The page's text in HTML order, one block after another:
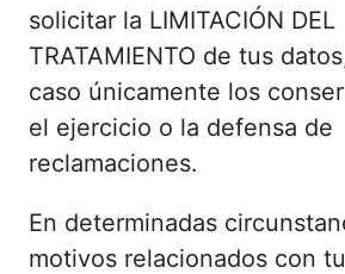
solicitar la LIMITACIÓN DEL
TRATAMIENTO de tus
caso únicamente los
el ejercicio o la defensa de
reclamaciones.
En determinadas
motivos relacionados con